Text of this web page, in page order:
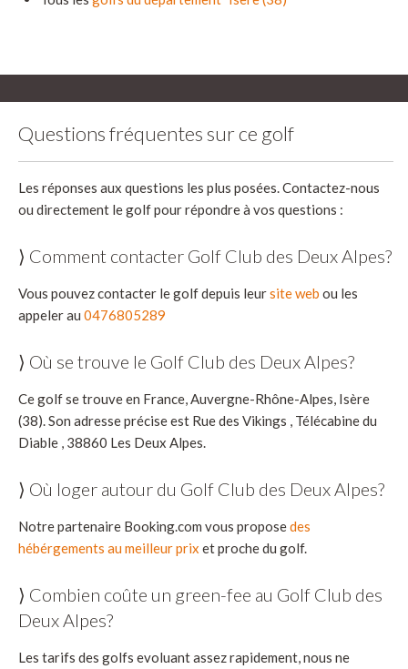
Questions fréquentes sur ce golf
Les réponses aux questions les plus posées. Contactez-nous
ou directement le golf pour répondre à vos questions :
⟩ Comment contacter Golf Club des Deux Alpes?
Vous pouvez contacter le golf depuis leursite web ou les
appeler au 0476805289
⟩ Où se trouve le Golf Club des Deux Alpes?
Ce golf se trouve en France, Auvergne-Rhône-Alpes, Isère
(38). Son adresse précise est Rue des Vikings , Télécabine du
Diable , 38860 Les Deux Alpes.
⟩ Où loger autour du Golf Club des Deux Alpes?
Notre partenaire Booking.com vous proposedes
hébérgements au meilleur prix et proche du golf.
⟩ Combien coûte un green-fee au Golf Club des
Deux Alpes?
Les tarifs des golfs evoluant assez rapidement, nous ne